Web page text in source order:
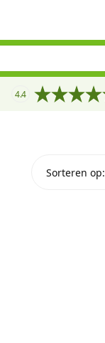
4.4
Sorteren op: